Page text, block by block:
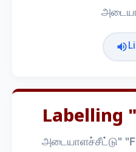
Labelling
அடையாளச்சீட்டு"